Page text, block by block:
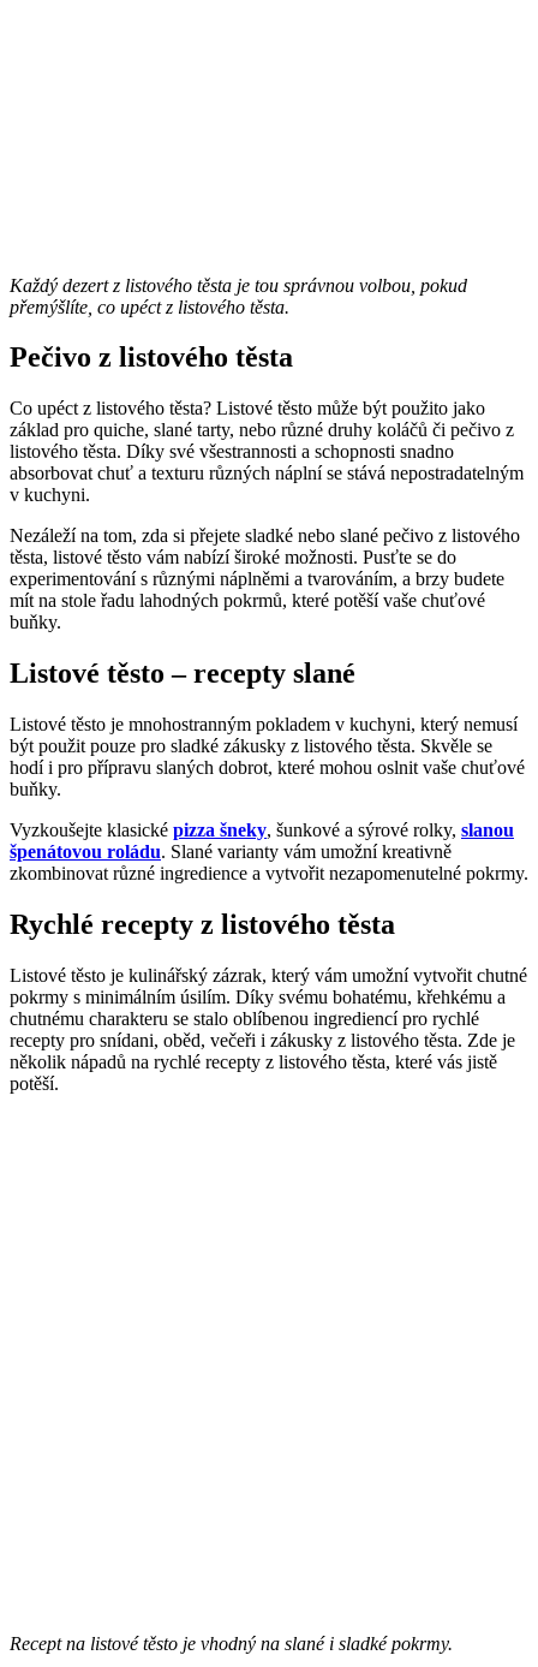
Každý dezert z listového těsta je tou správnou volbou, pokud
přemýšlíte, co upéct z listového těsta.
Pečivo z listového těsta
Co upéct z listového těsta? Listové těsto může být použito jako
základ pro quiche, slané tarty, nebo různé druhy koláčů či pečivo z
listového těsta. Díky své všestrannosti a schopnosti snadno
absorbovat chuť a texturu různých náplní se stává nepostradatelným
v kuchyni.
Nezáleží na tom, zda si přejete sladké nebo slané pečivo z listového
těsta, listové těsto vám nabízí široké možnosti. Pusťte se do
experimentování s různými náplněmi a tvarováním, a brzy budete
mít na stole řadu lahodných pokrmů, které potěší vaše chuťové
buňky.
Listové těsto – recepty slané
Listové těsto je mnohostranným pokladem v kuchyni, který nemusí
být použit pouze pro sladké zákusky z listového těsta. Skvěle se
hodí i pro přípravu slaných dobrot, které mohou oslnit vaše chuťové
buňky.
Vyzkoušejte klasické pizza šneky, šunkové a sýrové rolky, slanou
špenátovou roládu. Slané varianty vám umožní kreativně
zkombinovat různé ingredience a vytvořit nezapomenutelné pokrmy.
Rychlé recepty z listového těsta
Listové těsto je kulinářský zázrak, který vám umožní vytvořit chutné
pokrmy s minimálním úsilím. Díky svému bohatému, křehkému a
chutnému charakteru se stalo oblíbenou ingrediencí pro rychlé
recepty pro snídani, oběd, večeři i zákusky z listového těsta. Zde je
několik nápadů na rychlé recepty z listového těsta, které vás jistě
potěší.
Recept na listové těsto je vhodný na slané i sladké pokrmy.